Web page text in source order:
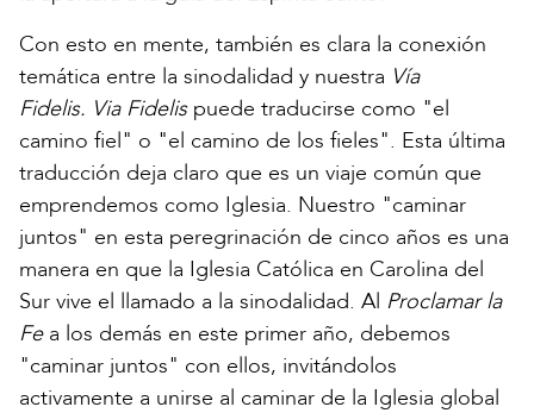
Con esto en mente, también es clara la conexión
temática entre la sinodalidad y nuestra Vía
Fidelis. Via Fidelispuede traducirse como "el
camino fiel" o "el camino de los fieles". Esta última
traducción deja claro que es un viaje común que
emprendemos como Iglesia. Nuestro "caminar
juntos" en esta peregrinación de cinco años es una
manera en que la Iglesia Católica en Carolina del
Sur vive el llamado a la sinodalidad. Al Proclamar la
Fea los demás en este primer año, debemos
"caminar juntos" con ellos, invitándolos
activamente a unirse al caminar de la Iglesia global